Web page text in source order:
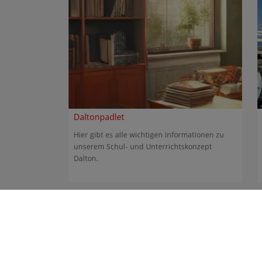
Daltonpadlet
Hier gibt es alle wichtigen Informationen zu
unserem Schul- und Unterrichtskonzept
Dalton.